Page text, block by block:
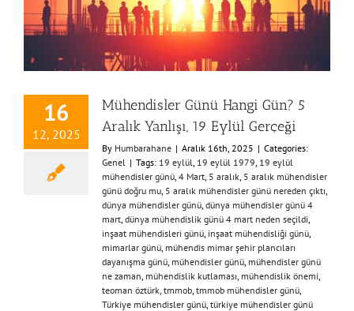
16
12, 2025
Mühendisler Günü Hangi Gün? 5
Aralık Yanlışı, 19 Eylül Gerçeği
By Humbarahane | Aralık 16th, 2025 | Categories:
Genel | Tags: 19 eylül 19 eylül 1979 19 eylül
mühendisler günü 4 Mart 5 aralık 5 aralık mühendisler
günü doğru mu 5 aralık mühendisler günü nereden çıktı
dünya mühendisler günü dünya mühendisler günü 4
mart dünya mühendislik günü 4 mart neden seçildi
inşaat mühendisleri günü inşaat mühendisliği günü
mimarlar günü mühendis mimar şehir plancıları
dayanışma günü mühendisler günü mühendisler günü
ne zaman mühendislik kutlaması mühendislik önemi
teoman öztürk tmmob tmmob mühendisler günü
Türkiye mühendisler günü türkiye mühendisler günü